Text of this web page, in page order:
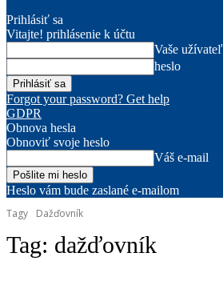
Prihlásiť sa
Vitajte! prihlásenie k účtu
Vaše
heslo
Forgot your password? Get help
GDPR
Obnova hesla
Obnoviť svoje heslo
Váš e-mail
Heslo vám bude zaslané e-mailom
Tagy
Dažďovník
Tag: dažďovník